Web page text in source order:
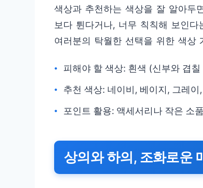
색상과 추천하는 색상을 잘 알아두
보다 튄다거나, 너무 칙칙해 보인
여러분의 탁월한 선택을 위한 색상
피해야 할 색상: 흰색 (신부와 겹
추천 색상: 네이비, 베이지, 그레
포인트 활용: 액세서리나 작은 소
상의와 하의, 조화로운